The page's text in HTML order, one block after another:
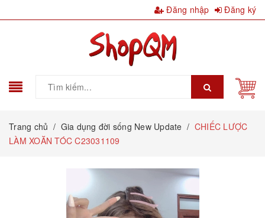
Đăng nhập Đăng ký
Trang chủ / Gia dụng đời sống New Update / CHIẾC LƯỢC
LÀM XOĂN TÓC C23031109